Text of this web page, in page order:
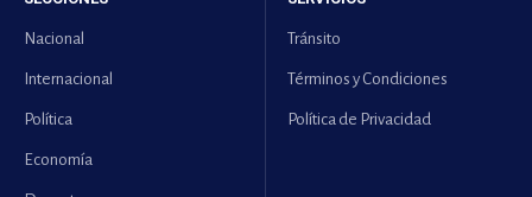
Nacional
Internacional
Política
Economía
Tránsito
Términos y Condiciones
Política de Privacidad